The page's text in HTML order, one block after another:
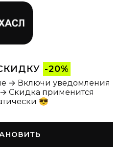
-20%
→ Включи уведомления
Скидка применится
😎
Новости Профиль